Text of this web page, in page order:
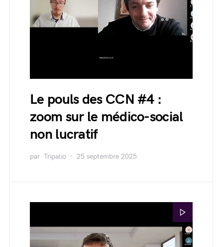
Le pouls des CCN #4 :
zoom sur le médico-social
non lucratif
par Tripalio 25 septembre 2025